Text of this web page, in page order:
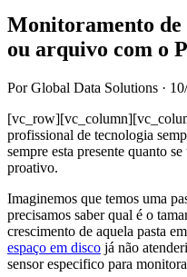
Monitoramento de
ou arquivo com o
Por Global Data Solutions ·
profissional de tecnologia
sempre esta presente quanto
proativo.
Imaginemos que temos uma
precisamos saber qual é o
crescimento de aquela pasta
espaço em disco já não
sensor especifico para